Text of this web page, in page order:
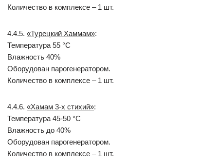
Количество в комплексе – 1 шт.
4.4.5. «Турецкий Хаммам»:
Температура 55 °С
Влажность 40%
Оборудован парогенератором.
Количество в комплексе – 1 шт.
4.4.6. «Хамам 3-х стихий»:
Температура 45-50 °С
Влажность до 40%
Оборудован парогенератором.
Количество в комплексе – 1 шт.